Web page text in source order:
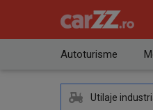
Autoturisme